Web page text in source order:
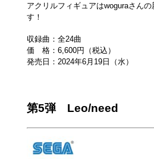
アクリルフィギュアはwoguraさん
す！
収録曲：全24曲
価 格：6,600円（税込）
発売日：2024年6月19日（水）
第5弾 Leo/need